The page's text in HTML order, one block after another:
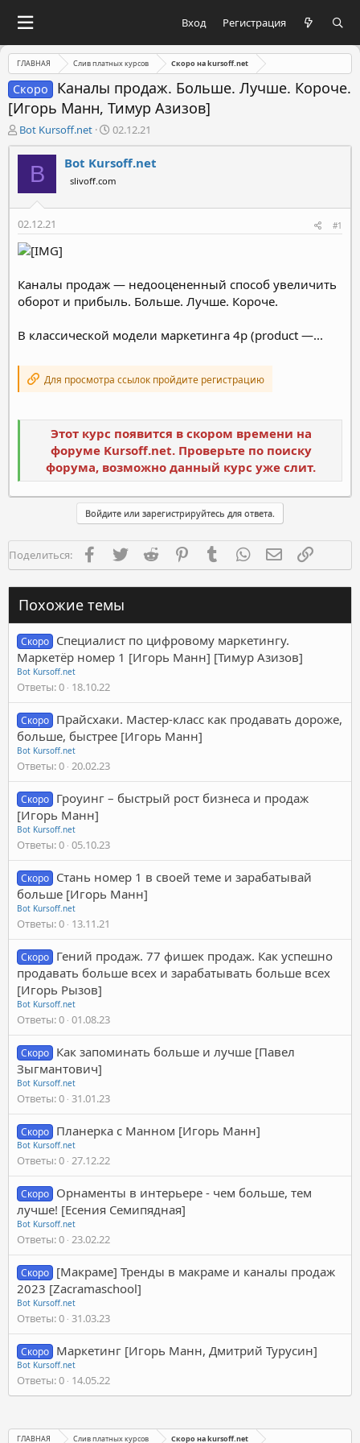
Вход Регистрация
ГЛАВНАЯ Слив платных курсов Скоро на kursoff.net
Скоро
Каналы продаж. Больше. Лучше. Короче.
[Игорь Манн, Тимур Азизов]
А
в
т
м
ы
Bot Kursoff.net
Д
а
т
а
н
а
02.12.21
B Bot Kursoff.net
slivoff.com
02.12.21 #1
Каналы продаж — недооцененный способ увеличить
оборот и прибыль. Больше. Лучше. Короче.
В классической модели маркетинга 4р (product —...
Для просмотра ссылок пройдите регистрацию
Этот курс появится в скором времени на
форуме Kursoff.net. Проверьте по поиску
форума, возможно данный курс уже слит.
Войдите или зарегистрируйтесь для ответа.
Поделиться: FacebookTwitter Reddit PinterestTumblr WhatsAppЭлектронная
Похожие темы
Скоро Специалист по цифровому маркетингу.
Маркетёр номер 1 [Игорь Манн] [Тимур Азизов]
Bot Kursoff.net
Ответы 0 18.10.22
Скоро Прайсхаки. Мастер-класс как продавать дороже,
больше, быстрее [Игорь Манн]
Bot Kursoff.net
Ответы 0 20.02.23
Скоро Гроуинг – быстрый рост бизнеса и продаж
[Игорь Манн]
Bot Kursoff.net
Ответы 0 05.10.23
Скоро Стань номер 1 в своей теме и зарабатывай
больше [Игорь Манн]
Bot Kursoff.net
Ответы 0 13.11.21
Скоро Гений продаж. 77 фишек продаж. Как успешно
продавать больше всех и зарабатывать больше всех
[Игорь Рызов]
Bot Kursoff.net
Ответы 0 01.08.23
Скоро Как запоминать больше и лучше [Павел
Зыгмантович]
Bot Kursoff.net
Ответы 0 31.01.23
Скоро Планерка с Манном [Игорь Манн]
Bot Kursoff.net
Ответы 0 27.12.22
Скоро Орнаменты в интерьере - чем больше, тем
лучше! [Есения Семипядная]
Bot Kursoff.net
Ответы 0 23.02.22
Скоро [Макраме] Тренды в макраме и каналы продаж
2023 [Zacramaschool]
Bot Kursoff.net
Ответы 0 31.03.23
Скоро Маркетинг [Игорь Манн, Дмитрий Турусин]
Bot Kursoff.net
Ответы 0 14.05.22
ГЛАВНАЯ Слив платных курсов Скоро на kursoff.net